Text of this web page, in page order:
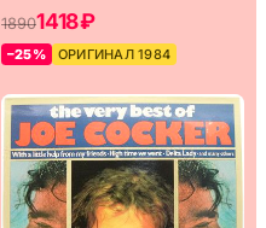
18901418 ₽
–25% ОРИГИНАЛ 1984